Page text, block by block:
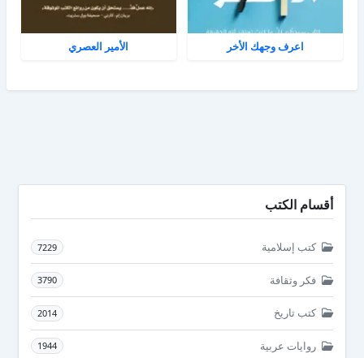
اعرف وجهك الأخر الأمير العصري
أقسام الكتب
كتب إسلامية 7229
فكر وثقافة 3790
كتب تاريخ 2014
روايات عربية 1944